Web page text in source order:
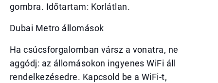
gombra. Időtartam: Korlátlan.
Dubai Metro állomások
Ha csúcsforgalomban vársz a vonatra, ne
aggódj: az állomásokon ingyenes WiFi áll
rendelkezésedre. Kapcsold be a WiFi-t,